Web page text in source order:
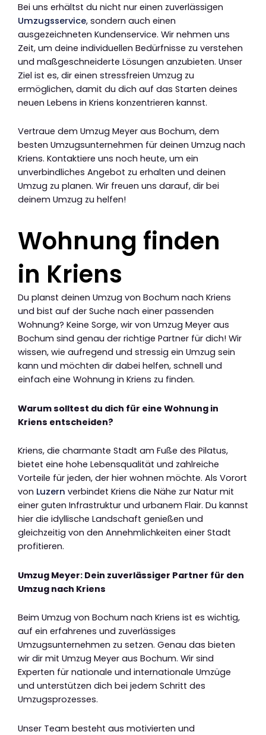
Bei uns erhältst du nicht nur einen zuverlässigen
Umzugsservice, sondern auch einen
ausgezeichneten Kundenservice. Wir nehmen uns
Zeit, um deine individuellen Bedürfnisse zu verstehen
und maßgeschneiderte Lösungen anzubieten. Unser
Ziel ist es, dir einen stressfreien Umzug zu
ermöglichen, damit du dich auf das Starten deines
neuen Lebens in Kriens konzentrieren kannst.
Vertraue dem Umzug Meyer aus Bochum, dem
besten Umzugsunternehmen für deinen Umzug nach
Kriens. Kontaktiere uns noch heute, um ein
unverbindliches Angebot zu erhalten und deinen
Umzug zu planen. Wir freuen uns darauf, dir bei
deinem Umzug zu helfen!
Wohnung finden
in Kriens
Du planst deinen Umzug von Bochum nach Kriens
und bist auf der Suche nach einer passenden
Wohnung? Keine Sorge, wir von Umzug Meyer aus
Bochum sind genau der richtige Partner für dich! Wir
wissen, wie aufregend und stressig ein Umzug sein
kann und möchten dir dabei helfen, schnell und
einfach eine Wohnung in Kriens zu finden.
Warum solltest du dich für eine Wohnung in
Kriens entscheiden?
Kriens, die charmante Stadt am Fuße des Pilatus,
bietet eine hohe Lebensqualität und zahlreiche
Vorteile für jeden, der hier wohnen möchte. Als Vorort
von Luzern verbindet Kriens die Nähe zur Natur mit
einer guten Infrastruktur und urbanem Flair. Du kannst
hier die idyllische Landschaft genießen und
gleichzeitig von den Annehmlichkeiten einer Stadt
profitieren.
Umzug Meyer: Dein zuverlässiger Partner für den
Umzug nach Kriens
Beim Umzug von Bochum nach Kriens ist es wichtig,
auf ein erfahrenes und zuverlässiges
Umzugsunternehmen zu setzen. Genau das bieten
wir dir mit Umzug Meyer aus Bochum. Wir sind
Experten für nationale und internationale Umzüge
und unterstützen dich bei jedem Schritt des
Umzugsprozesses.
Unser Team besteht aus motivierten und